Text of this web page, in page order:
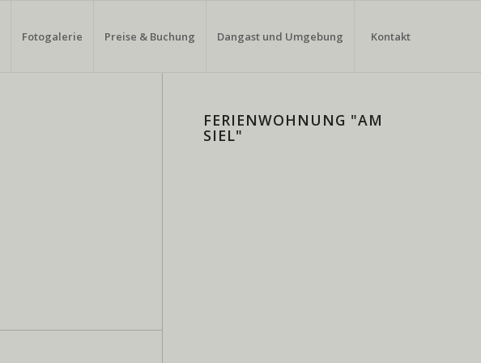
Fotogalerie Preise & Buchung Dangast und Umgebung Kontakt
FERIENWOHNUNG "AM
SIEL"